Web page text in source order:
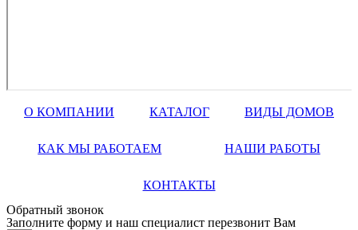
О КОМПАНИИ КАТАЛОГ ВИДЫ ДОМОВ
КАК МЫ РАБОТАЕМ НАШИ РАБОТЫ
КОНТАКТЫ
Обратный звонок
Заполните форму и наш специалист перезвонит Вам